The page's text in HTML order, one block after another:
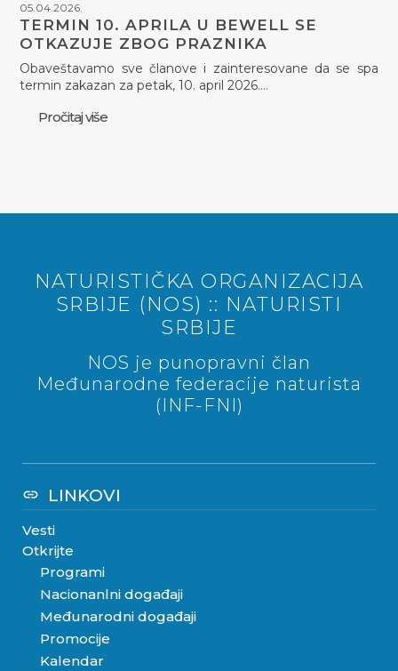
05.04.2026.
TERMIN 10. APRILA U BEWELL SE
OTKAZUJE ZBOG PRAZNIKA
Obaveštavamo sve članove i zainteresovane da se spa
termin zakazan za petak, 10. april 2026.…
Pročitaj više
NATURISTIČKA ORGANIZACIJA
SRBIJE (NOS) :: NATURISTI
SRBIJE
NOS je punopravni član
Međunarodne federacije naturista
(INF-FNI)
link LINKOVI
Vesti
Otkrijte
Programi
Nacionanlni događaji
Međunarodni događaji
Promocije
Kalendar